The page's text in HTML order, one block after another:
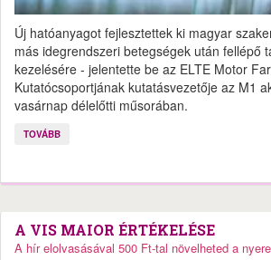
Új hatóanyagot fejlesztettek ki magyar
más idegrendszeri betegségek után fellépő
kezelésére - jelentette be az ELTE Motor
Kutatócsoportjának kutatásvezetője az M1
vasárnap délelőtti műsorában.
TOVÁBB
A VIS MAIOR ÉRTÉKELÉSE
A hír elolvasásával 500 Ft-tal növelheted a